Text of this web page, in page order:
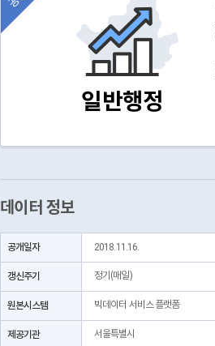
일반행정
데이터 정보
공개일자 2018.11.16.
갱신주기 정기(매일)
원본시스템 빅데이터 서비스 플랫폼
제공기관 서울특별시